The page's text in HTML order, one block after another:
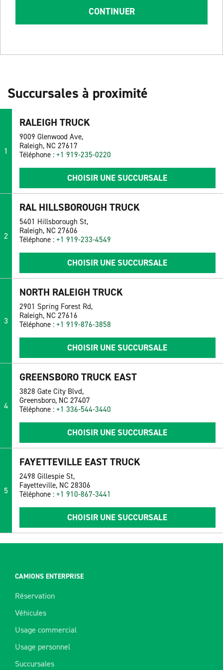
CONTINUER
Succursales à proximité
1
RALEIGH TRUCK
9009 Glenwood Ave,
Raleigh, NC 27617
Téléphone : +1 919-235-0220
CHOISIR UNE SUCCURSALE
2
RAL HILLSBOROUGH TRUCK
5401 Hillsborough St,
Raleigh, NC 27606
Téléphone : +1 919-233-4549
CHOISIR UNE SUCCURSALE
3
NORTH RALEIGH TRUCK
2901 Spring Forest Rd,
Raleigh, NC 27616
Téléphone : +1 919-876-3858
CHOISIR UNE SUCCURSALE
4
GREENSBORO TRUCK EAST
3828 Gate City Blvd,
Greensboro, NC 27407
Téléphone : +1 336-544-3440
CHOISIR UNE SUCCURSALE
5
FAYETTEVILLE EAST TRUCK
2498 Gillespie St,
Fayetteville, NC 28306
Téléphone : +1 910-867-3441
CHOISIR UNE SUCCURSALE
CAMIONS ENTERPRISE
Réservation
Véhicules
Usage commercial
Usage personnel
Succursales